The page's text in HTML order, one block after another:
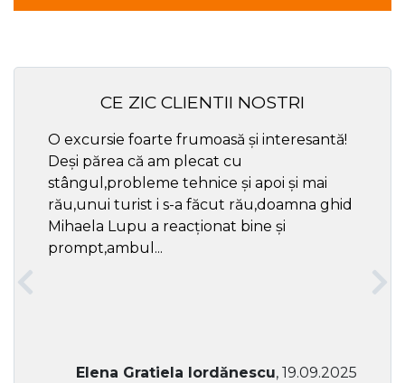
CE ZIC CLIENTII NOSTRI
O excursie foarte frumoasă și interesantă!
Deși părea că am plecat cu
stângul,probleme tehnice și apoi și mai
rău,unui turist i s-a făcut rău,doamna ghid
Mihaela Lupu a reacționat bine și
prompt,ambul...
Elena Gratiela Iordănescu, 19.09.2025